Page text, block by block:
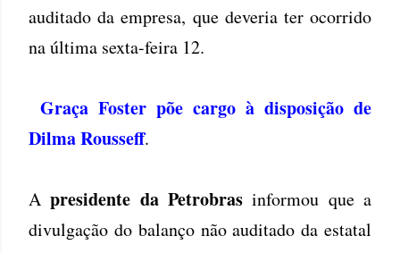
auditado da empresa, que deveria ter ocorrido
na última sexta-feira 12.
Graça Foster põe cargo à disposição de
Dilma Rousseff.
Apresidente da Petrobras informou que a
divulgação do balanço não auditado da estatal